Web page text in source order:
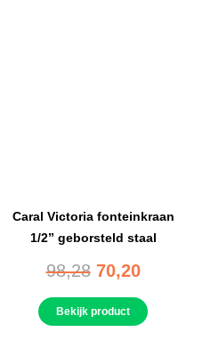
Caral Victoria fonteinkraan
1/2” geborsteld staal
98,28 70,20
Bekijk product